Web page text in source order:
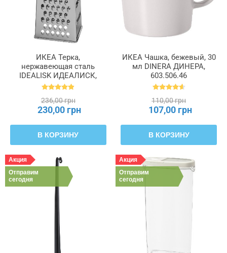
ИКЕА Терка,
нержавеющая сталь
IDEALISK ИДЕАЛИСК,
669.162.00
236,00 грн
230,00 грн
В КОРЗИНУ
ИКЕА Чашка, бежевый, 30
мл DINERA ДИНЕРА,
603.506.46
110,00 грн
107,00 грн
В КОРЗИНУ
Акция
Отправим
сегодня
Акция
Отправим
сегодня